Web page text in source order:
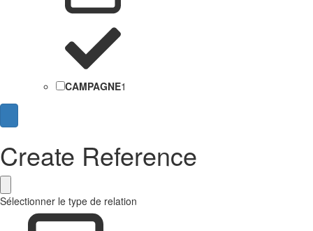
CAMPAGNE1
Create Reference
Sélectionner le type de relation